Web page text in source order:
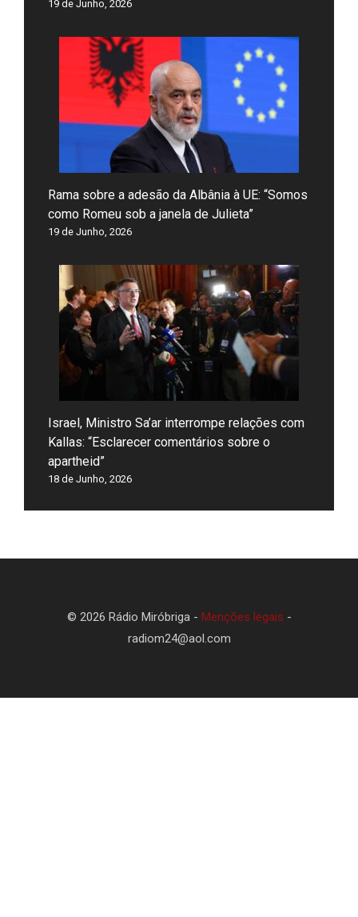
19 de Junho, 2026
Rama sobre a adesão da Albânia à UE: “Somos
como Romeu sob a janela de Julieta”
19 de Junho, 2026
Israel, Ministro Sa’ar interrompe relações com
Kallas: “Esclarecer comentários sobre o
apartheid”
18 de Junho, 2026
© 2026 Rádio Miróbriga - Menções legais -
radiom24@aol.com